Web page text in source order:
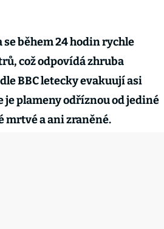
během 24 hodin rychle
což odpovídá zhruba
BBC letecky evakuují asi
je plameny odříznou od jediné
mrtvé a ani zraněné.